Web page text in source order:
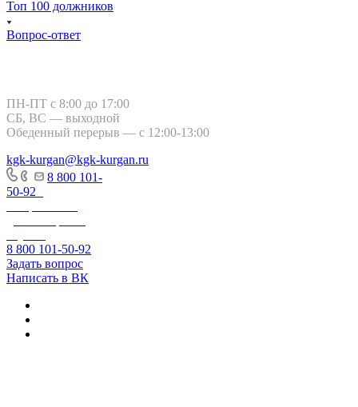
Топ 100 должников
Вопрос-ответ
ПН-ПТ с 8:00 до 17:00
СБ, ВС — выходной
Обеденный перерыв — с 12:00-13:00
kgk-kurgan@kgk-kurgan.ru
8 800 101-
50-92
8 800 101-50-92
Задать вопрос
Написать в ВК